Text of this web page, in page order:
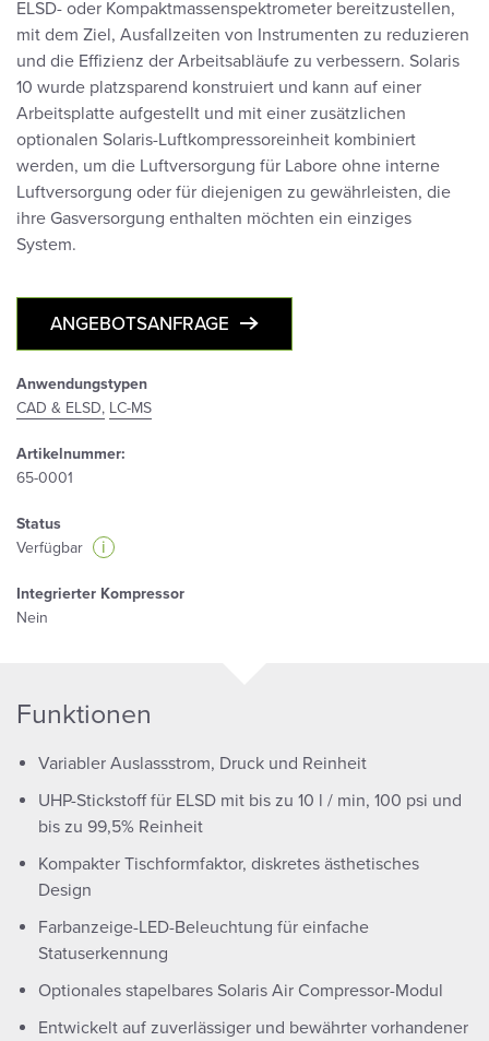
Anwendungstypen
CAD & ELSD, LC-MS
Artikelnummer:
65-0001
Status
Verfügbar
i
Integrierter Kompressor
Nein
ELSD- oder Kompaktmassenspektrometer bereitzustellen,
mit dem Ziel, Ausfallzeiten von Instrumenten zu reduzieren
und die Effizienz der Arbeitsabläufe zu verbessern. Solaris
10 wurde platzsparend konstruiert und kann auf einer
Arbeitsplatte aufgestellt und mit einer zusätzlichen
optionalen Solaris-Luftkompressoreinheit kombiniert
werden, um die Luftversorgung für Labore ohne interne
Luftversorgung oder für diejenigen zu gewährleisten, die
ihre Gasversorgung enthalten möchten ein einziges
System.
ANGEBOTSANFRAGE
Funktionen
Variabler Auslassstrom, Druck und Reinheit
UHP-Stickstoff für ELSD mit bis zu 10 l / min, 100 psi und
bis zu 99,5% Reinheit
Kompakter Tischformfaktor, diskretes ästhetisches
Design
Farbanzeige-LED-Beleuchtung für einfache
Statuserkennung
Optionales stapelbares Solaris Air Compressor-Modul
Entwickelt auf zuverlässiger und bewährter vorhandener